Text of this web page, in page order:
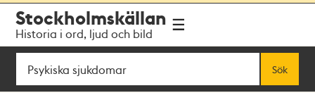
navigationen
huvudinnehållet
Stockholmskällan
Historia i ord, ljud och bild
Sök
Sök